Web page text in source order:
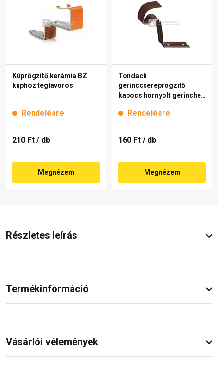
Kúprögzítő kerámia BZ
kúphoz téglavörös
Rendelésre
210 Ft / db
Megnézem
Tondach
gerinccseréprögzítő
kapocs hornyolt gerinchez
Rendelésre
160 Ft / db
Megnézem
Részletes leírás
Termékinformáció
Vásárlói vélemények